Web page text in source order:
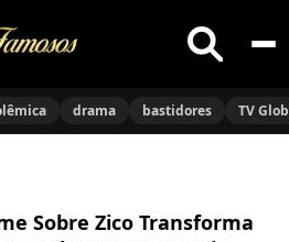
Buscar
no
drama bastidores TV
Sobre Zico Transforma